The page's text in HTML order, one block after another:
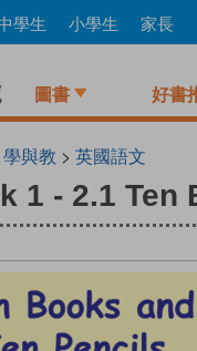
學生 小學生 家長
圖書 好書
學與教 > 英國語文
1 - 2.1